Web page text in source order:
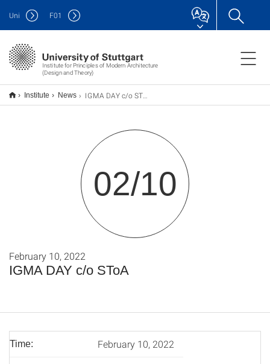
Institute for Principles of Modern Architecture
(Design and Theory)
Uni F01
Institute News IGMA DAY c/o SToA
02/10
IGMA DAY c/o SToA
February 10, 2022
Time: February 10, 2022